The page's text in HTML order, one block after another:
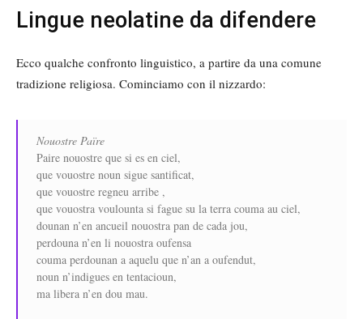
Lingue neolatine da difendere
Ecco qualche confronto linguistico, a partire da una comune
tradizione religiosa. Cominciamo con il nizzardo:
Nouostre Païre
Paire nouostre que si es en ciel,
que vouostre noun sigue santificat,
que vouostre regneu arribe ,
que vouostra voulounta si fague su la terra couma au ciel,
dounan n’en ancueil nouostra pan de cada jou,
perdouna n’en li nouostra oufensa
couma perdounan a aquelu que n’an a oufendut,
noun n’indigues en tentacioun,
ma libera n’en dou mau.